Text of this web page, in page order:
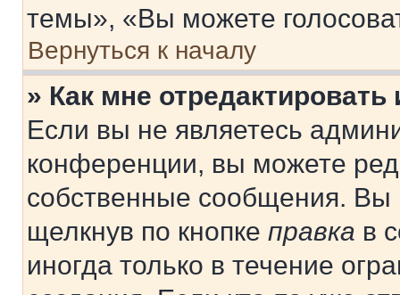
темы», «Вы можете
Вернуться к началу
» Как мне
Если вы не являетесь
конференции, вы можете
собственные сообщения. Вы
щелкнув по кнопке правка в
иногда только в течение